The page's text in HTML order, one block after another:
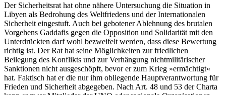
Der Sicherheitsrat hat ohne nähere Untersuchung die Situation in
Libyen als Bedrohung des Weltfriedens und der Internationalen
Sicherheit eingestuft. Auch bei gebotener Ablehnung des brutalen
Vorgehens Gaddafis gegen die Opposition und Solidarität mit den
Unterdrückten darf wohl bezweifelt werden, dass diese Bewertung
richtig ist. Der Rat hat seine Möglichkeiten zur friedlichen
Beilegung des Konflikts und zur Verhängung nichtmilitärischer
Sanktionen nicht ausgeschöpft, bevor er zum Krieg »ermächtigt«
hat. Faktisch hat er die nur ihm obliegende Hauptverantwortung für
Frieden und Sicherheit abgegeben. Nach Art. 48 und 53 der Charta